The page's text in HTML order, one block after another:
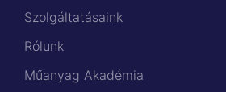
Szolgáltatásaink
Rólunk
Műanyag Akadémia